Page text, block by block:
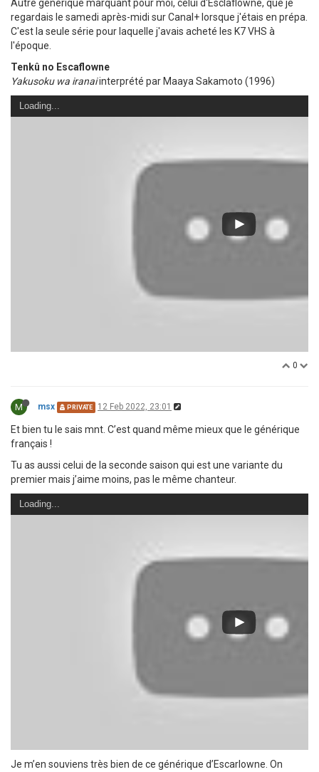
Autre générique marquant pour moi, celui d'Esclaflowne, que je
regardais le samedi après-midi sur Canal+ lorsque j'étais en prépa.
C'est la seule série pour laquelle j'avais acheté les K7 VHS à
l'époque.
Tenkû no Escaflowne
Yakusoku wa iranaiinterprété par Maaya Sakamoto (1996)
Loading...
0
M msx PRIVATE 12 Feb 2022, 23:01
Et bien tu le sais mnt. C’est quand même mieux que le générique
français !
Tu as aussi celui de la seconde saison qui est une variante du
premier mais j’aime moins, pas le même chanteur.
Loading...
Je m’en souviens très bien de ce générique d’Escarlowne. On